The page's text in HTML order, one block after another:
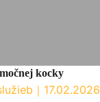
kocky
｜ 17.02.2026